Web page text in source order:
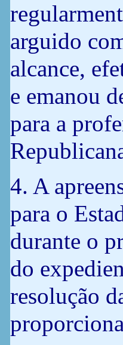
arguido
alcance,
e emanou
para a
4. A
para o
durante o
do
resolução